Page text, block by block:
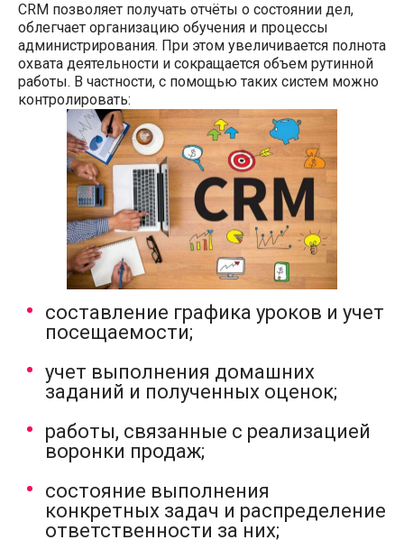
CRM позволяет получать отчёты о состоянии дел,
облегчает организацию обучения и процессы
администрирования. При этом увеличивается полнота
охвата деятельности и сокращается объем рутинной
работы. В частности, с помощью таких систем можно
контролировать:
составление графика уроков и учет
посещаемости;
учет выполнения домашних
заданий и полученных оценок;
работы, связанные с реализацией
воронки продаж;
состояние выполнения
конкретных задач и распределение
ответственности за них;